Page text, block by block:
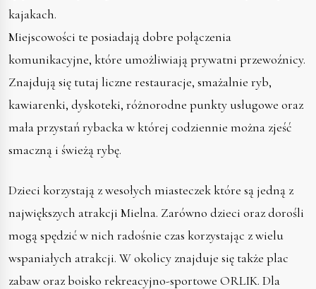
kajakach.
Miejscowości te posiadają dobre połączenia
komunikacyjne, które umożliwiają prywatni przewoźnicy.
Znajdują się tutaj liczne restauracje, smażalnie ryb,
kawiarenki, dyskoteki, różnorodne punkty usługowe oraz
mała przystań rybacka w której codziennie można zjeść
smaczną i świeżą rybę.
Dzieci korzystają z wesołych miasteczek które są jedną z
największych atrakcji Mielna. Zarówno dzieci oraz dorośli
mogą spędzić w nich radośnie czas korzystając z wielu
wspaniałych atrakcji. W okolicy znajduje się także plac
zabaw oraz boisko rekreacyjno-sportowe ORLIK. Dla